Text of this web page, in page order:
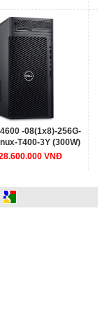
-08(1x8)-256G-
T400-3Y (300W)
VNĐ